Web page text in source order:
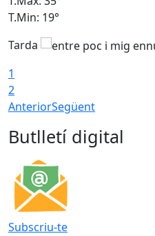
T.Min: 19°
Tarda
1
2
AnteriorSegüent
Butlletí digital
Subscriu-te